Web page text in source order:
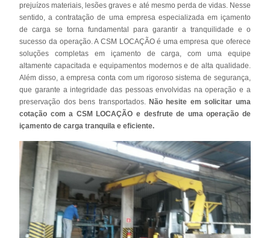
prejuízos materiais, lesões graves e até mesmo perda de vidas. Nesse
sentido, a contratação de uma empresa especializada em içamento
de carga se torna fundamental para garantir a tranquilidade e o
sucesso da operação. A CSM LOCAÇÃO é uma empresa que oferece
soluções completas em içamento de carga, com uma equipe
altamente capacitada e equipamentos modernos e de alta qualidade.
Além disso, a empresa conta com um rigoroso sistema de segurança,
que garante a integridade das pessoas envolvidas na operação e a
preservação dos bens transportados. Não hesite em solicitar uma
cotação com a CSM LOCAÇÃO e desfrute de uma operação de
içamento de carga tranquila e eficiente.